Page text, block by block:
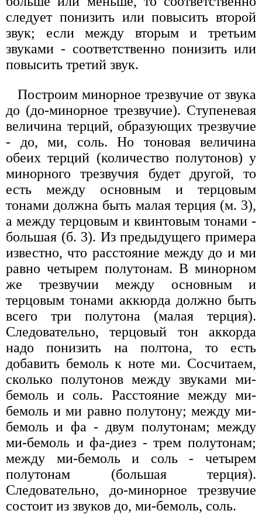
следует понизить или повысить второй
звук; если между вторым и третьим
звуками - соответственно понизить или
повысить третий звук.
Построим минорное трезвучие от звука
до (до-минорное трезвучие). Ступеневая
величина терций, образующих трезвучие
- до, ми, соль. Но тоновая величина
обеих терций (количество полутонов) у
минорного трезвучия будет другой, то
есть между основным и терцовым
тонами должна быть малая терция (м. 3),
а между терцовым и квинтовым тонами -
большая (б. 3). Из предыдущего примера
известно, что расстояние между до и ми
равно четырем полутонам. В минорном
же трезвучии между основным и
терцовым тонами аккюрда должно быть
всего три полутона (малая терция).
Следовательно, терцовый тон аккорда
надо понизить на полтона, то есть
добавить бемоль к ноте ми. Сосчитаем,
сколько полутонов между звуками ми-
бемоль и соль. Расстояние между ми-
бемоль и ми равно полутону; между ми-
бемоль и фа - двум полутонам; между
ми-бемоль и фа-диез - трем полутонам;
между ми-бемоль и соль - четырем
полутонам (большая терция).
Следовательно, до-минорное трезвучие
состоит из звуков до, ми-бемоль, соль.